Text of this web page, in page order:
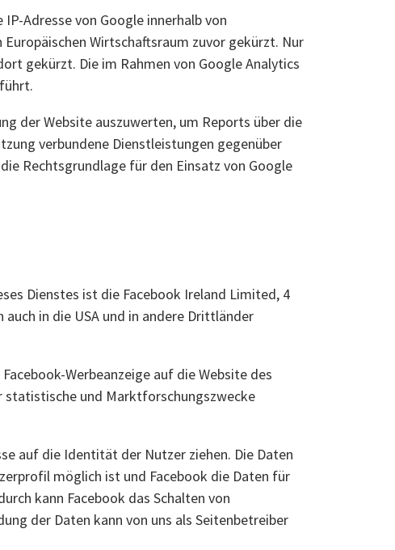
Adresse von Google innerhalb von
Wirtschaftsraum zuvor gekürzt. Nur
gekürzt. Die im Rahmen von Google Analytics
der Website auszuwerten, um Reports über die
verbundene Dienstleistungen gegenüber
Rechtsgrundlage für den Einsatz von Google
Dienstes ist die Facebook Ireland Limited, 4
auch in die USA und in andere Drittländer
Werbeanzeige auf die Website des
statistische und Marktforschungszwecke
auf die Identität der Nutzer ziehen. Die Daten
möglich ist und Facebook die Daten für
kann Facebook das Schalten von
der Daten kann von uns als Seitenbetreiber